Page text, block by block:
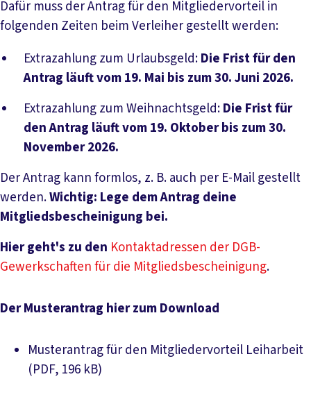
Dafür muss der Antrag für den Mitgliedervorteil in
folgenden Zeiten beim Verleiher gestellt werden:
Extrazahlung zum Urlaubsgeld:Die Frist für den
Antrag läuft vom 19. Mai bis zum 30. Juni 2026.
Extrazahlung zum Weihnachtsgeld:Die Frist für
den Antrag läuft vom 19. Oktober bis zum 30.
November 2026.
Der Antrag kann formlos, z. B. auch per E-Mail gestellt
werden.Wichtig: Lege dem Antrag deine
Mitgliedsbescheinigung bei.
Hier geht's zu den Kontaktadressen der DGB-
Gewerkschaften für die Mitgliedsbescheinigung.
Der Musterantrag hier zum Download
Musterantrag für den Mitgliedervorteil Leiharbeit
(PDF, 196 kB)